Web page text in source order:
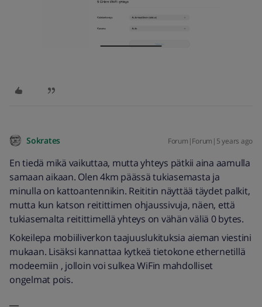
Sokrates Forum|Forum|5 years ago
En tiedä mikä vaikuttaa, mutta yhteys pätkii aina aamulla
samaan aikaan. Olen 4km päässä tukiasemasta ja
minulla on kattoantennikin. Reititin näyttää täydet palkit,
mutta kun katson reitittimen ohjaussivuja, näen, että
tukiasemalta reitittimellä yhteys on vähän väliä 0 bytes.
Kokeilepa mobiiliverkon taajuuslukituksia aieman viestini
mukaan. Lisäksi kannattaa kytkeä tietokone ethernetillä
modeemiin , jolloin voi sulkea WiFin mahdolliset
ongelmat pois.